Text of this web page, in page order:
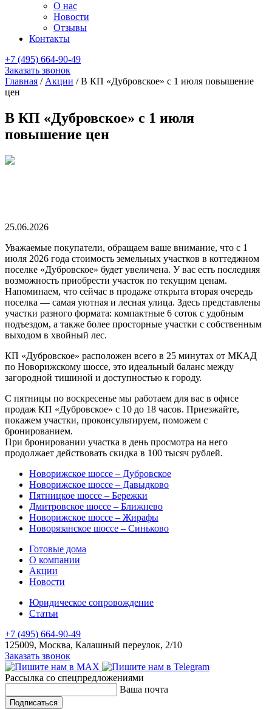
О нас
Новости
Отзывы
Контакты
+7 (495) 664-90-49
Заказать звонок
Главная / Акции /В КП «Дубровское» с 1 июля повышение
цен
В КП «Дубровское» с 1 июля
повышение цен
25.06.2026
Уважаемые покупатели, обращаем ваше внимание, что с 1
июля 2026 года стоимость земельных участков в коттеджном
поселке «Дубровское» будет увеличена. У вас есть последняя
возможность приобрести участок по текущим ценам.
Напоминаем, что сейчас в продаже открыта вторая очередь
поселка — самая уютная и лесная улица. Здесь представлены
участки разного формата: компактные 6 соток с удобным
подъездом, а также более просторные участки с собственным
выходом в хвойный лес.
КП «Дубровское» расположен всего в 25 минутах от МКАД
по Новорижскому шоссе, это идеальный баланс между
загородной тишиной и доступностью к городу.
С пятницы по воскресенье мы работаем для вас в офисе
продаж КП «Дубровское» с 10 до 18 часов. Приезжайте,
покажем участки, проконсультируем, поможем с
бронированием.
При бронировании участка в день просмотра на него
продолжает действовать скидка в 100 тысяч рублей.
Новорижское шоссе – Дубровское
Новорижское шоссе – Давыдково
Пятницкое шоссе – Бережки
Дмитровское шоссе – Ближнево
Новорижское шоссе – Жирафы
Новорязанское шоссе – Синьково
Готовые дома
О компании
Акции
Новости
Юридическое сопровождение
Статьи
+7 (495) 664-90-49
125009, Москва, Калашный переулок, 2/10
Заказать звонок
Рассылка со спецпредложениями
Ваша почта
Подписаться